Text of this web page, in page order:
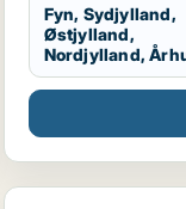
Fyn, Sydjylland,
Østjylland,
Nordjylland,
Aalborg,
Midtjylland